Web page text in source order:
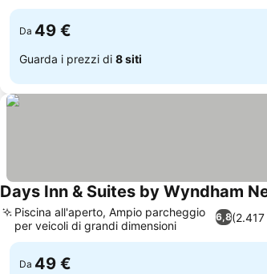
Da 49 €
Guarda i prezzi di 8 siti
Days Inn & Suites by Wyndham
6,8
Piscina all'aperto, Ampio parcheggio
per veicoli di grandi dimensioni
Da 49 €